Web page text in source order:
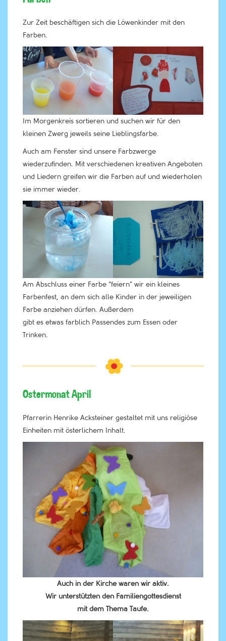
Zur Zeit beschäftigen sich die Löwenkinder mit den
Farben.
Im Morgenkreis sortieren und suchen wir für den
kleinen Zwerg jeweils seine Lieblingsfarbe.
Auch am Fenster sind unsere Farbzwerge
wiederzufinden. Mit verschiedenen kreativen Angeboten
und Liedern greifen wir die Farben auf und wiederholen
sie immer wieder.
Am Abschluss einer Farbe “feiern” wir ein kleines
Farbenfest, an dem sich alle Kinder in der jeweiligen
Farbe anziehen dürfen. Außerdem
gibt es etwas farblich Passendes zum Essen oder
Trinken.
Ostermonat April
Pfarrerin Henrike Acksteiner gestaltet mit uns religiöse
Einheiten mit österlichem Inhalt.
Auch in der Kirche waren wir aktiv.
Wir unterstützten den Familiengottesdienst
mit dem Thema Taufe.